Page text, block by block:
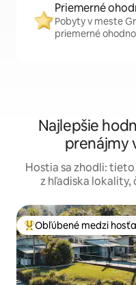
Priemerné
Pobyty v meste
priemerné
Najlepšie
prenájmy
Hostia sa zhodli:
z hľadiska lokality,
Najobľúbenejšie medzi
Obľúbené medzi